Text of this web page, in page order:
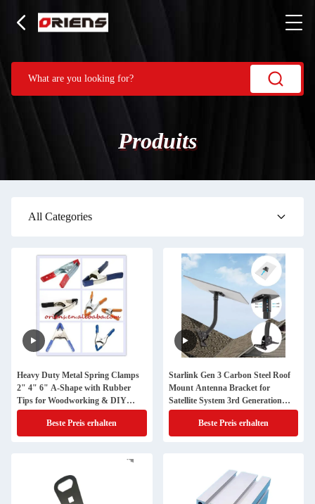
Produits
All Categories
Heavy Duty Metal Spring Clamps
2" 4" 6" A-Shape with Rubber
Tips for Woodworking & DIY
Projects
Beste Preis erhalten
Starlink Gen 3 Carbon Steel Roof
Mount Antenna Bracket for
Satellite System 3rd Generation
Bracket
Beste Preis erhalten